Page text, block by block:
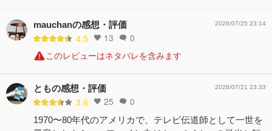
mauchanの感想・評価
4.5 13 0
2026/07/25 23:14
このレビューはネタバレを含みます
ともの感想・評価
3.6 25 0
2026/07/21 23:33
1970〜80年代のアメリカで、テレビ伝道師として一世を